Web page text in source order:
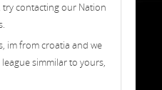
try contacting our Nation
im from croatia and we
simmilar to yours,